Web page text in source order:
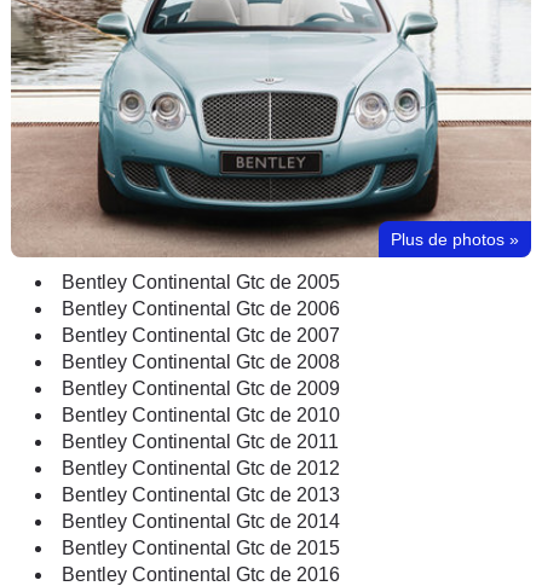
Plus de photos »
Bentley Continental Gtc de 2005
Bentley Continental Gtc de 2006
Bentley Continental Gtc de 2007
Bentley Continental Gtc de 2008
Bentley Continental Gtc de 2009
Bentley Continental Gtc de 2010
Bentley Continental Gtc de 2011
Bentley Continental Gtc de 2012
Bentley Continental Gtc de 2013
Bentley Continental Gtc de 2014
Bentley Continental Gtc de 2015
Bentley Continental Gtc de 2016